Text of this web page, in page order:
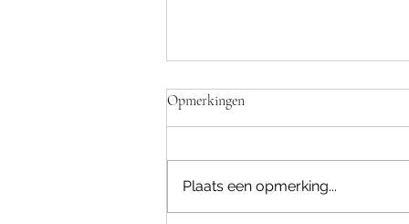
Opmerkingen
Plaats een opmerking...